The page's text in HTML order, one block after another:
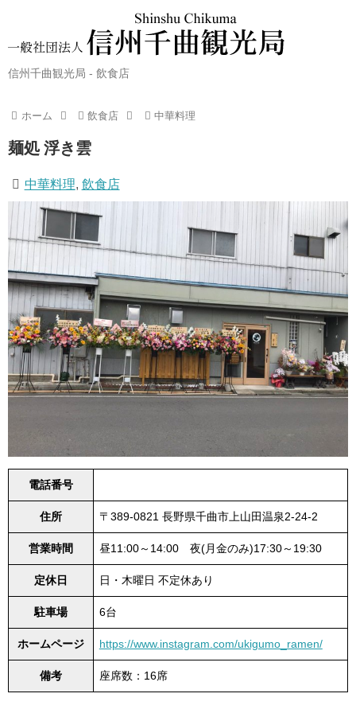
信州千曲観光局 - 飲食店
ホーム 飲食店 中華料理
麺処 浮き雲
中華料理, 飲食店
電話番号
住所 〒389-0821 長野県千曲市上山田温泉2-24-2
営業時間 昼11:00～14:00 夜(月金のみ)17:30～19:30
定休日 日・木曜日 不定休あり
駐車場 6台
ホームページ https://www.instagram.com/ukigumo_ramen/
備考 座席数：16席